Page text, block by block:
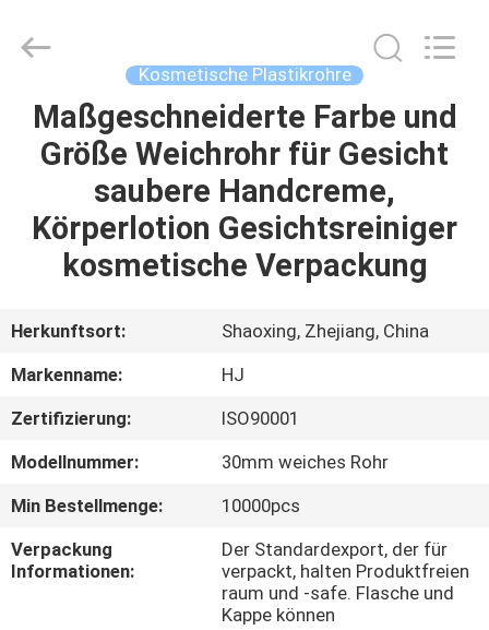
HAUS
PRODUKTE
ÜBER
FABRIK-
QUALITÄTSKONTROLLE
TRETEN
SIE
Plastic
Reserved.
Kosmetische Plastikrohre
Maßgeschneiderte Farbe und
Größe Weichrohr für Gesicht
saubere Handcreme,
Körperlotion Gesichtsreiniger
kosmetische Verpackung
Herkunftsort:
Shaoxing, Zhejiang, China
Markenname:
HJ
Zertifizierung:
ISO90001
Modellnummer:
30mm weiches Rohr
Min Bestellmenge:
10000pcs
Verpackung
Informationen:
Der Standardexport, der für
verpackt, halten Produktfreien
raum und -safe. Flasche und
Kappe können